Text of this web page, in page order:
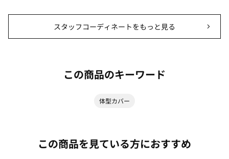
スタッフコーディネートをもっと見る
この商品のキーワード
体型カバー
この商品を見ている方におすすめ